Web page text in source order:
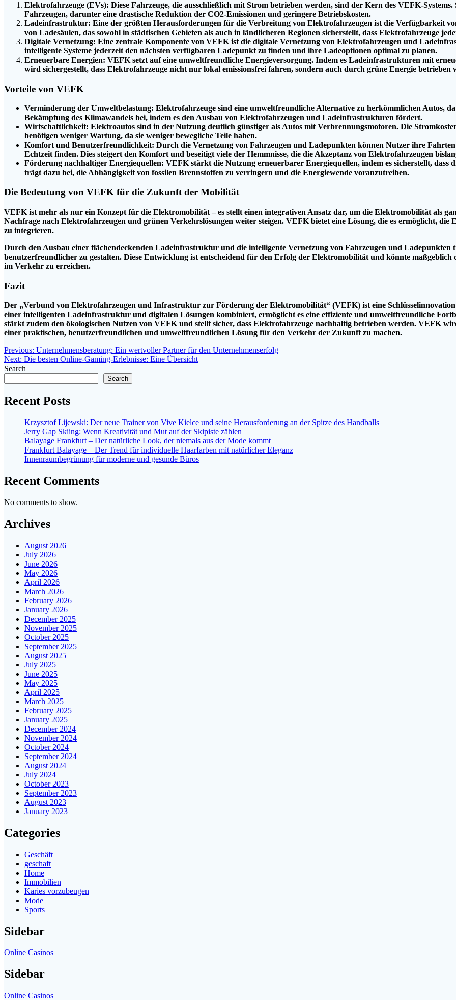
Elektrofahrzeuge (EVs): Diese Fahrzeuge, die ausschließlich mit Strom betrieben werden, sind der Kern des VEFK-
Fahrzeugen, darunter eine drastische Reduktion der CO2-Emissionen und geringere Betriebskosten.
Ladeinfrastruktur: Eine der größten Herausforderungen für die Verbreitung von Elektrofahrzeugen ist die Verfügbarkeit
von Ladesäulen, das sowohl in städtischen Gebieten als auch in ländlicheren Regionen sicherstellt, dass Elektrofahrzeuge
Digitale Vernetzung: Eine zentrale Komponente von VEFK ist die digitale Vernetzung von Elektrofahrzeugen und
intelligente Systeme jederzeit den nächsten verfügbaren Ladepunkt zu finden und ihre Ladeoptionen optimal zu planen.
Erneuerbare Energien: VEFK setzt auf eine umweltfreundliche Energieversorgung. Indem es Ladeinfrastrukturen mit
wird sichergestellt, dass Elektrofahrzeuge nicht nur lokal emissionsfrei fahren, sondern auch durch grüne Energie betrieben
Vorteile von VEFK
Verminderung der Umweltbelastung: Elektrofahrzeuge sind eine umweltfreundliche Alternative zu herkömmlichen Autos,
Bekämpfung des Klimawandels bei, indem es den Ausbau von Elektrofahrzeugen und Ladeinfrastrukturen fördert.
Wirtschaftlichkeit: Elektroautos sind in der Nutzung deutlich günstiger als Autos mit Verbrennungsmotoren. Die
benötigen weniger Wartung, da sie weniger bewegliche Teile haben.
Komfort und Benutzerfreundlichkeit: Durch die Vernetzung von Fahrzeugen und Ladepunkten können Nutzer ihre
Echtzeit finden. Dies steigert den Komfort und beseitigt viele der Hemmnisse, die die Akzeptanz von Elektrofahrzeugen
Förderung nachhaltiger Energiequellen: VEFK stärkt die Nutzung erneuerbarer Energiequellen, indem es sicherstellt,
trägt dazu bei, die Abhängigkeit von fossilen Brennstoffen zu verringern und die Energiewende voranzutreiben.
Die Bedeutung von VEFK für die Zukunft der Mobilität
VEFK ist mehr als nur ein Konzept für die Elektromobilität – es stellt einen integrativen Ansatz dar, um die Elektromobilität als
Nachfrage nach Elektrofahrzeugen und grünen Verkehrslösungen weiter steigen. VEFK bietet eine Lösung, die es ermöglicht,
zu integrieren.
Durch den Ausbau einer flächendeckenden Ladeinfrastruktur und die intelligente Vernetzung von Fahrzeugen und
benutzerfreundlicher zu gestalten. Diese Entwicklung ist entscheidend für den Erfolg der Elektromobilität und könnte
im Verkehr zu erreichen.
Fazit
Der „Verbund von Elektrofahrzeugen und Infrastruktur zur Förderung der Elektromobilität“ (VEFK) ist eine
einer intelligenten Ladeinfrastruktur und digitalen Lösungen kombiniert, ermöglicht es eine effiziente und umweltfreundliche
stärkt zudem den ökologischen Nutzen von VEFK und stellt sicher, dass Elektrofahrzeuge nachhaltig betrieben werden. VEFK
einer praktischen, benutzerfreundlichen und umweltfreundlichen Lösung für den Verkehr der Zukunft zu machen.
Post
navigation
Previous: Previous
post:
Unternehmensberatung: Ein wertvoller Partner für den Unternehmenserfolg
Next: Next
post:
Die besten Online-Gaming-Erlebnisse: Eine Übersicht
Search
Search
Recent Posts
Krzysztof Lijewski: Der neue Trainer von Vive Kielce und seine Herausforderung an der Spitze des Handballs
Jerry Gap Skiing: Wenn Kreativität und Mut auf der Skipiste zählen
Balayage Frankfurt – Der natürliche Look, der niemals aus der Mode kommt
Frankfurt Balayage – Der Trend für individuelle Haarfarben mit natürlicher Eleganz
Innenraumbegrünung für moderne und gesunde Büros
Recent Comments
No comments to show.
Archives
August 2026
July 2026
June 2026
May 2026
April 2026
March 2026
February 2026
January 2026
December 2025
November 2025
October 2025
September 2025
August 2025
July 2025
June 2025
May 2025
April 2025
March 2025
February 2025
January 2025
December 2024
November 2024
October 2024
September 2024
August 2024
July 2024
October 2023
September 2023
August 2023
January 2023
Categories
Geschäft
geschaft
Home
Immobilien
Karies vorzubeugen
Mode
Sports
Sidebar
Online Casinos
Sidebar
Online Casinos